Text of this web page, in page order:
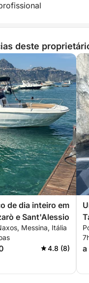
deste
de dia inteiro em
e Sant'Alessio
Messina, Itália
4.8 (8)